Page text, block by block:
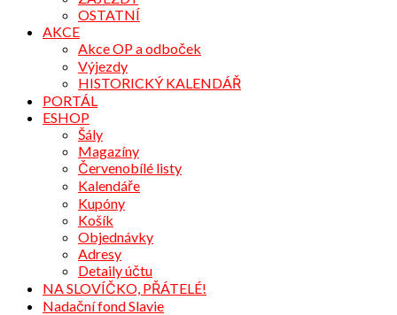
OSTATNÍ
AKCE
Akce OP a odboček
Výjezdy
HISTORICKÝ KALENDÁŘ
PORTÁL
ESHOP
Šály
Magazíny
Červenobílé listy
Kalendáře
Kupóny
Košík
Objednávky
Adresy
Detaily účtu
NA SLOVÍČKO, PŘÁTELÉ!
Nadační fond Slavie